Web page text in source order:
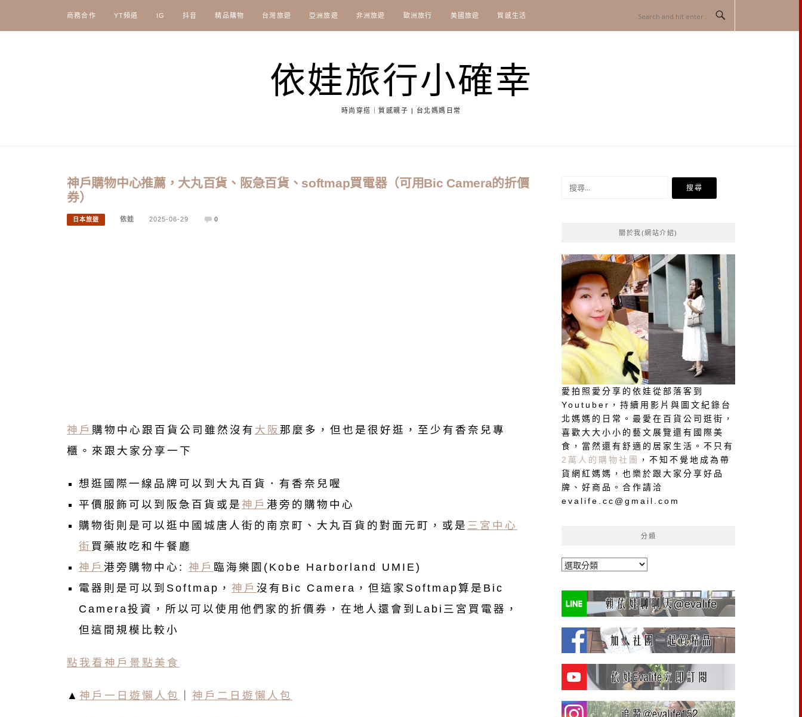
content
商務合作 YT頻道 IG 抖音 精品購物 台灣旅遊 亞洲旅遊 非洲旅遊 歐洲旅行 美國旅遊 質感生活
依娃旅行小確幸
時尚穿搭｜質感親子 | 台北媽媽日常
神戶購物中心推薦，大丸百貨、阪急百貨、softmap買電器（可用Bic Camera的折價
券）
日本旅遊 依娃 2025-06-29 0
神戶 購物中心跟百貨公司雖然沒有 大阪 那麼多，但也是很好逛，至少有香奈兒專
櫃。來跟大家分享一下
想逛國際一線品牌可以到大丸百貨．有香奈兒喔
平價服飾可以到阪急百貨或是 神戶 港旁的購物中心
購物街則是可以逛中國城唐人街的南京町、大丸百貨的對面元町，或是 三宮中心
街 買藥妝吃和牛餐廳
神戶 港旁購物中心: 神戶 臨海樂園(Kobe Harborland UMIE)
電器則是可以到Softmap， 神戶 沒有Bic Camera，但這家Softmap算是Bic
Camera投資，所以可以使用他們家的折價券，在地人還會到Labi三宮買電器，
但這間規模比較小
點我看神戶景點美食
▲ 神戶一日遊懶人包 神戶二日遊懶人包
搜
關於我(網站介紹)
愛拍照愛分享的依娃從部落客到
Youtuber，持續用影片與圖文紀錄台
北媽媽的日常。最愛在百貨公司逛街，
喜歡大大小小的藝文展覽還有國際美
食，當然還有舒適的居家生活。不只有
2萬人的購物社團
，不知不覺地成為帶
貨網紅媽媽，也樂於跟大家分享好品
牌、好商品。合作請洽
evalife.cc@gmail.com
分類
分